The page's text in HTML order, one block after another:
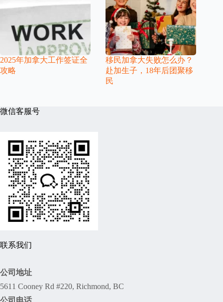
2025年加拿大工作签证全
攻略
移民加拿大失败怎么办？
赴加生子，18年后团聚移
民
微信客服号
联系我们
公司地址
5611 Cooney Rd #220, Richmond, BC
公司电话